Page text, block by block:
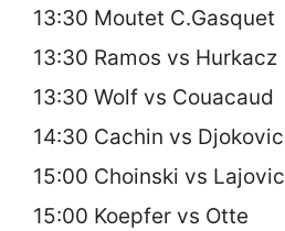
13:30 Moutet C.Gasquet
13:30 Ramos vs Hurkacz
13:30 Wolf vs Couacaud
14:30 Cachin vs Djokovic
15:00 Choinski vs Lajovic
15:00 Koepfer vs Otte